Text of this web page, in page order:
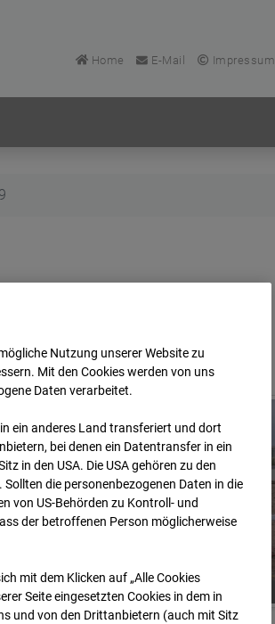
Home E-Mail Impressum
Nutzung unserer Website zu
Mit den Cookies werden von uns
Daten verarbeitet.
ein anderes Land transferiert und dort
bei denen ein Datentransfer in ein
in den USA. Die USA gehören zu den
die personenbezogenen Daten in die
von US-Behörden zu Kontroll- und
der betroffenen Person möglicherweise
mit dem Klicken auf „Alle Cookies
Seite eingesetzten Cookies in dem in
und von den Drittanbietern (auch mit Sitz